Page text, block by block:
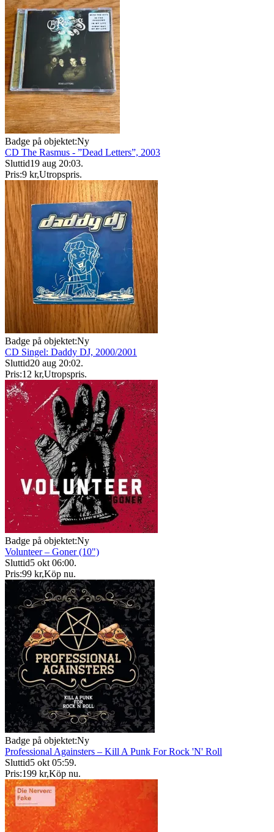
Badge på objektet:Ny
CD The Rasmus - ”Dead Letters”, 2003
Sluttid19 aug 20:03.
Pris:9 kr,Utropspris.
Badge på objektet:Ny
CD Singel: Daddy DJ, 2000/2001
Sluttid20 aug 20:02.
Pris:12 kr,Utropspris.
Badge på objektet:Ny
Volunteer – Goner (10")
Sluttid5 okt 06:00.
Pris:99 kr,Köp nu.
Badge på objektet:Ny
Professional Againsters – Kill A Punk For Rock 'N' Roll
Sluttid5 okt 05:59.
Pris:199 kr,Köp nu.